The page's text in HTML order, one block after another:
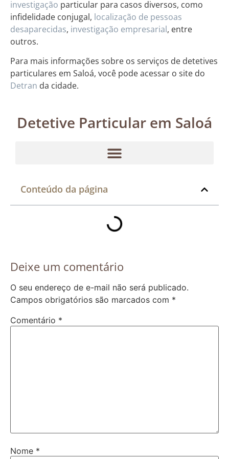
investigação particular para casos diversos, como
infidelidade conjugal, localização de pessoas
desaparecidas, investigação empresarial, entre
outros.
Para mais informações sobre os serviços de detetives
particulares em Saloá, você pode acessar o site do
Detran da cidade.
Detetive Particular em Saloá
Conteúdo da página
Deixe um comentário
O seu endereço de e-mail não será publicado.
Campos obrigatórios são marcados com *
Comentário *
Nome *